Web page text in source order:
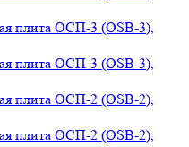
плита ОСП-3 (OSB-3),
плита ОСП-3 (OSB-3),
плита ОСП-2 (OSB-2),
плита ОСП-2 (OSB-2),